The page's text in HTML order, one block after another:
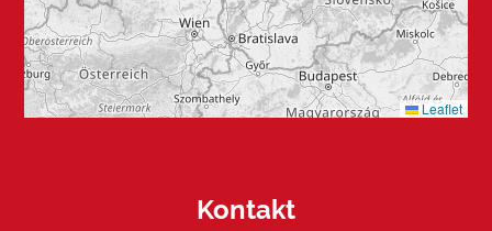
Leaflet
Kontakt